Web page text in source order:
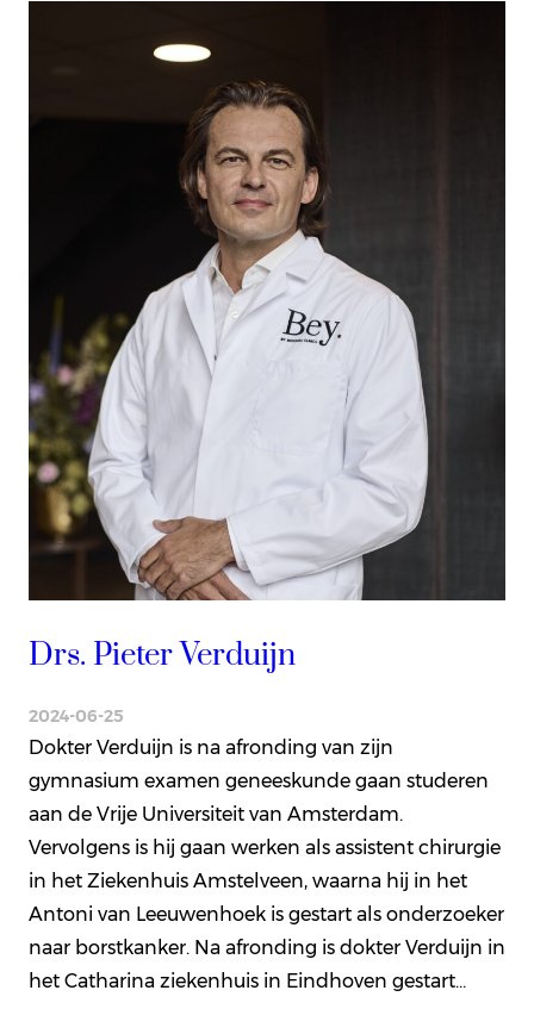
Drs. Pieter Verduijn
2024-06-25
Dokter Verduijn is na afronding van zijn
gymnasium examen geneeskunde gaan studeren
aan de Vrije Universiteit van Amsterdam.
Vervolgens is hij gaan werken als assistent chirurgie
in het Ziekenhuis Amstelveen, waarna hij in het
Antoni van Leeuwenhoek is gestart als onderzoeker
naar borstkanker. Na afronding is dokter Verduijn in
het Catharina ziekenhuis in Eindhoven gestart…